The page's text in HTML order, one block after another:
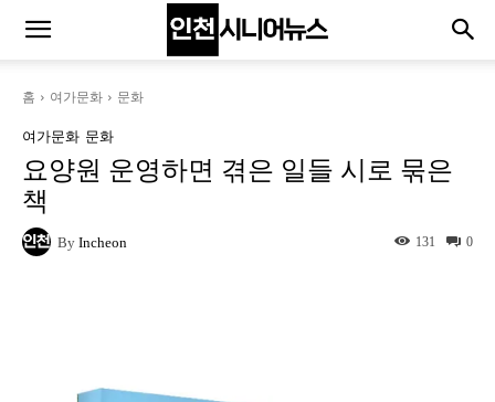
홈 여가문화 문화
여가문화 문화
요양원 운영하면 겪은 일들 시로 묶은
책
By Incheon 0
131